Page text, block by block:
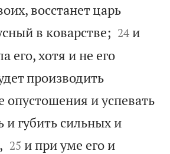
восстанет царь
в коварстве; 

24 и
его, хотя и не его
производить
опустошения и успевать
и губить сильных и


25 и при уме его и